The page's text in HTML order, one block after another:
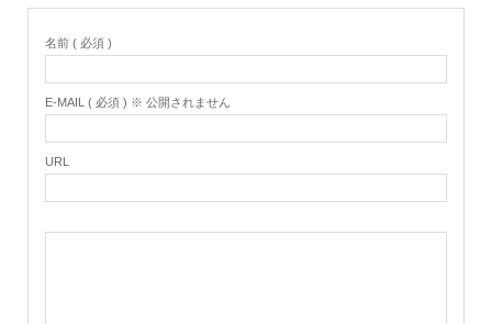
名前 ( 必須 )
E-MAIL ( 必須 ) ※ 公開されません
URL